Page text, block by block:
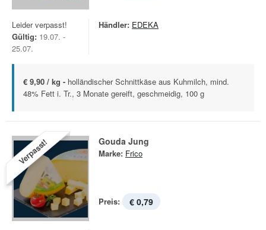
Leider verpasst!
Gültig: 19.07. -
25.07.
Händler: EDEKA
€ 9,90 / kg - holländischer Schnittkäse aus Kuhmilch, mind.
48% Fett i. Tr., 3 Monate gereift, geschmeidig, 100 g
Verpasst! Gouda Jung
Marke: Frico
Preis: € 0,79